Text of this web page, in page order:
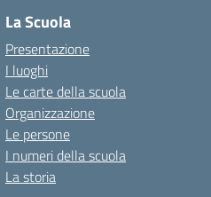
La Scuola
Presentazione
I luoghi
Le carte della scuola
Organizzazione
Le persone
I numeri della scuola
La storia